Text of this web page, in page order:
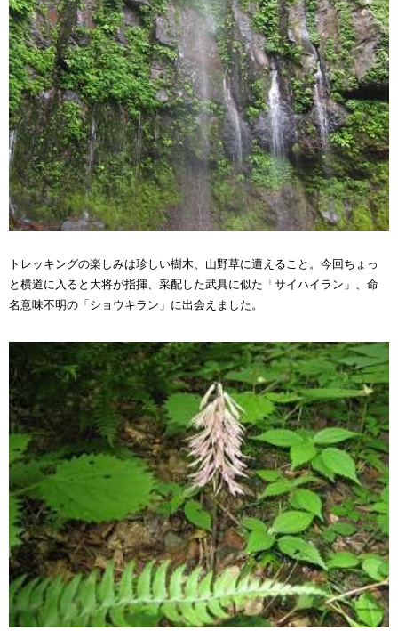
トレッキングの楽しみは珍しい樹木、山野草に遭えること。今回ちょっ
と横道に入ると大将が指揮、采配した武具に似た「サイハイラン」、命
名意味不明の「ショウキラン」に出会えました。